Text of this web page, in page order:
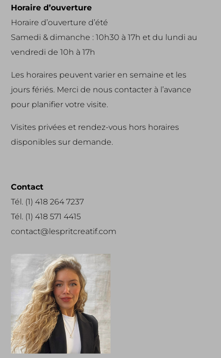
Horaire d’ouverture
Horaire d’ouverture d’été
Samedi & dimanche : 10h30 à 17h et du lundi au
vendredi de 10h à 17h
Les horaires peuvent varier en semaine et les
jours fériés. Merci de nous contacter à l’avance
pour planifier votre visite.
Visites privées et rendez-vous hors horaires
disponibles sur demande.
Contact
Tél. (1) 418 264 7237
Tél. (1) 418 571 4415
contact@lespritcreatif.com